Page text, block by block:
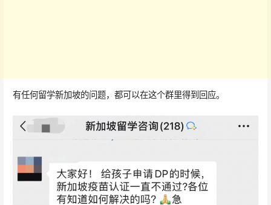
有任何留学新加坡的问题，都可以在这个群里得到回应。